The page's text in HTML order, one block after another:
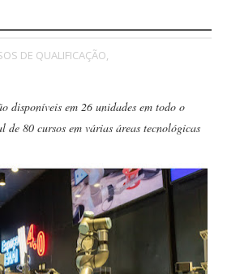
DE QUALIFICAÇÃO,
disponíveis em 26 unidades em todo o
de 80 cursos em várias áreas tecnológicas